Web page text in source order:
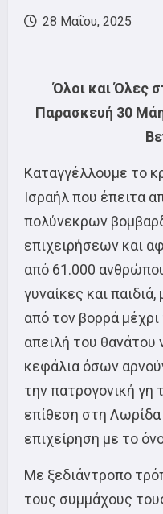
28 Μαΐου, 2025
Όλοι και Όλες
Παρασκευή 30
Καταγγέλλουμε το
Ισραήλ που έπειτα
πολύνεκρων
επιχειρήσεων και
από 61.000
γυναίκες και
από τον βορρά
απειλή του
κεφάλια όσων
την πατρογονική γη
επίθεση στη
επιχείρηση με το
Με ξεδιάντροπο
τους συμμάχους